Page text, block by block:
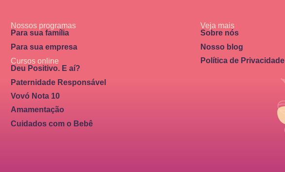
Nossos programas
Para sua família
Para sua empresa
Cursos online
Deu Positivo. E aí?
Paternidade Responsável
Vovó Nota 10
Amamentação
Cuidados com o Bebê
Veja mais
Sobre nós
Nosso blog
Política de Privacidade